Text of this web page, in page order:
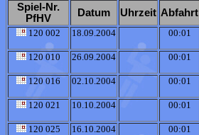
Spiel-Nr.
PfHV
Datum Uhrzeit Abfahrt
120 002 18.09.2004 00:01
120 010 26.09.2004 00:01
120 016 02.10.2004 00:01
120 021
10.10.2004 00:01
120 025 16.10.2004 00:01